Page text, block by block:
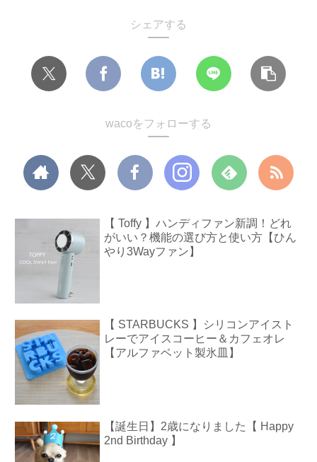
シェアする
wacoをフォローする
【 Toffy 】ハンディファン新調！どれ
がいい？機能の選び方と使い方【ひん
やり3Wayファン】
【 STARBUCKS 】シリコンアイスト
レーでアイスコーヒー＆カフェオレ
【アルファベット製氷皿】
【誕生日】2歳になりました【 Happy
2nd Birthday 】